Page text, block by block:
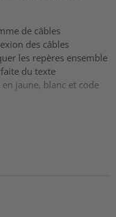
de câbles
des câbles
les repères ensemble
du texte
jaune, blanc et code